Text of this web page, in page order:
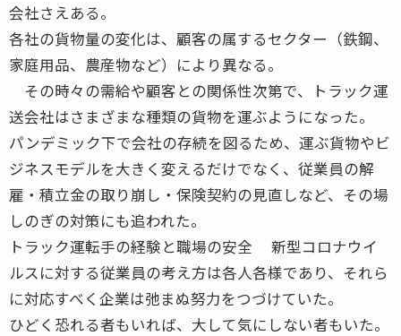
会社さえある。
各社の貨物量の変化は、顧客の属するセクター（鉄鋼、
家庭用品、農産物など）により異なる。
その時々の需給や顧客との関係性次第で、トラック運
送会社はさまざまな種類の貨物を運ぶようになった。
パンデミック下で会社の存続を図るため、運ぶ貨物やビ
ジネスモデルを大きく変えるだけでなく、従業員の解
雇・積立金の取り崩し・保険契約の見直しなど、その場
しのぎの対策にも追われた。
トラック運転手の経験と職場の安全 新型コロナウイ
ルスに対する従業員の考え方は各人各様であり、それら
に対応すべく企業は弛まぬ努力をつづけていた。
ひどく恐れる者もいれば、大して気にしない者もいた。